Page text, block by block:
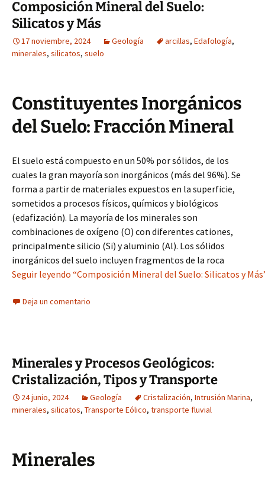
Composición Mineral del Suelo:
Silicatos y Más
17 noviembre, 2024 Geología arcillas, Edafología,
minerales, silicatos, suelo
Constituyentes Inorgánicos
del Suelo: Fracción Mineral
El suelo está compuesto en un 50% por sólidos, de los
cuales la gran mayoría son inorgánicos (más del 96%). Se
forma a partir de materiales expuestos en la superficie,
sometidos a procesos físicos, químicos y biológicos
(edafización). La mayoría de los minerales son
combinaciones de oxígeno (O) con diferentes cationes,
principalmente silicio (Si) y aluminio (Al). Los sólidos
inorgánicos del suelo incluyen fragmentos de la roca
Seguir leyendo “Composición Mineral del Suelo: Silicatos y
Deja un comentario
Minerales y Procesos Geológicos:
Cristalización, Tipos y Transporte
24 junio, 2024 Geología Cristalización, Intrusión Marina,
minerales, silicatos, Transporte Eólico, transporte fluvial
Minerales